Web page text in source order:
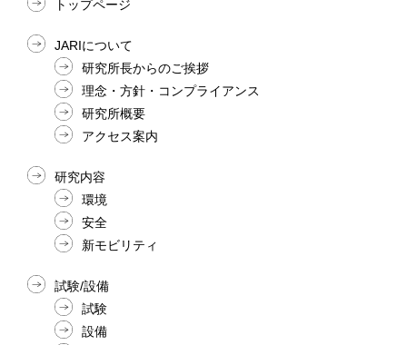
トップページ
JARIについて
研究所長からのご挨拶
理念・方針・コンプライアンス
研究所概要
アクセス案内
研究内容
環境
安全
新モビリティ
試験/設備
試験
設備